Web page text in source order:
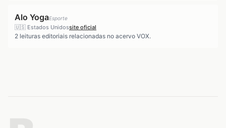
Alo YogaEsporte
🇺🇸 Estados Unidossite oficial
2 leituras editoriais relacionadas no acervo VOX.